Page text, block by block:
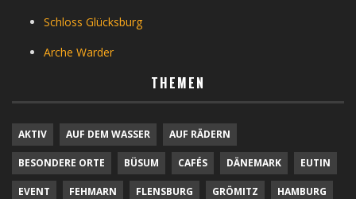
Schloss Glücksburg
Arche Warder
THEMEN
AKTIV AUF DEM WASSER AUF RÄDERN
BESONDERE ORTE BÜSUM CAFÉS DÄNEMARK EUTIN
EVENT FEHMARN FLENSBURG GRÖMITZ HAMBURG